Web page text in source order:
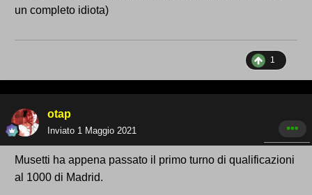
un completo idiota)
1
otap
Inviato 1 Maggio 2021
Musetti ha appena passato il primo turno di qualificazioni
al 1000 di Madrid.